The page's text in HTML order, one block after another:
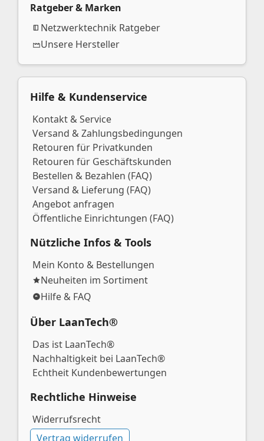
Ratgeber & Marken
Netzwerktechnik Ratgeber
Unsere Hersteller
Hilfe & Kundenservice
Kontakt & Service
Versand & Zahlungsbedingungen
Retouren für Privatkunden
Retouren für Geschäftskunden
Bestellen & Bezahlen (FAQ)
Versand & Lieferung (FAQ)
Angebot anfragen
Öffentliche Einrichtungen (FAQ)
Nützliche Infos & Tools
Mein Konto & Bestellungen
Neuheiten im Sortiment
Hilfe & FAQ
Über LaanTech®
Das ist LaanTech®
Nachhaltigkeit bei LaanTech®
Echtheit Kundenbewertungen
Rechtliche Hinweise
Widerrufsrecht
Vertrag widerrufen